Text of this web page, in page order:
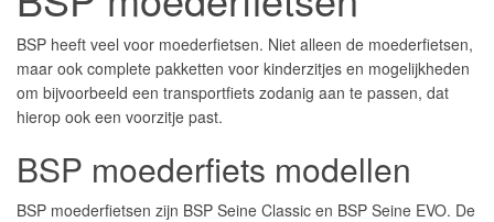
BSP heeft veel voor moederfietsen. Niet alleen de moederfietsen,
maar ook complete pakketten voor kinderzitjes en mogelijkheden
om bijvoorbeeld een transportfiets zodanig aan te passen, dat
hierop ook een voorzitje past.
BSP moederfiets modellen
BSP moederfietsen zijn BSP Seine Classic en BSP Seine EVO. De